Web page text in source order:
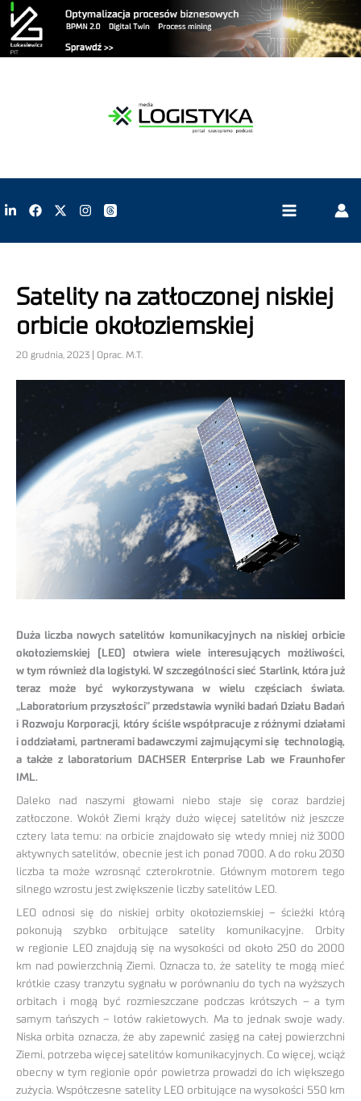
Satelity na zatłoczonej niskiej
orbicie okołoziemskiej
20 grudnia, 2023 | Oprac. M.T.
Duża liczba nowych satelitów komunikacyjnych na niskiej orbicie
okołoziemskiej (LEO) otwiera wiele interesujących możliwości,
w tym również dla logistyki. W szczególności sieć Starlink, która już
teraz może być wykorzystywana w wielu częściach świata.
„Laboratorium przyszłości” przedstawia wyniki badań Działu Badań
i Rozwoju Korporacji, który ściśle współpracuje z różnymi działami
i oddziałami, partnerami badawczymi zajmującymi się technologią,
a także z laboratorium DACHSER Enterprise Lab we Fraunhofer
IML.
Daleko nad naszymi głowami niebo staje się coraz bardziej
zatłoczone. Wokół Ziemi krąży dużo więcej satelitów niż jeszcze
cztery lata temu: na orbicie znajdowało się wtedy mniej niż 3000
aktywnych satelitów, obecnie jest ich ponad 7000. A do roku 2030
liczba ta może wzrosnąć czterokrotnie. Głównym motorem tego
silnego wzrostu jest zwiększenie liczby satelitów LEO.
LEO odnosi się do niskiej orbity okołoziemskiej – ścieżki którą
pokonują szybko orbitujące satelity komunikacyjne. Orbity
w regionie LEO znajdują się na wysokości od około 250 do 2000
km nad powierzchnią Ziemi. Oznacza to, że satelity te mogą mieć
krótkie czasy tranzytu sygnału w porównaniu do tych na wyższych
orbitach i mogą być rozmieszczane podczas krótszych – a tym
samym tańszych – lotów rakietowych. Ma to jednak swoje wady.
Niska orbita oznacza, że aby zapewnić zasięg na całej powierzchni
Ziemi, potrzeba więcej satelitów komunikacyjnych. Co więcej, wciąż
obecny w tym regionie opór powietrza prowadzi do ich większego
zużycia. Współczesne satelity LEO orbitujące na wysokości 550 km